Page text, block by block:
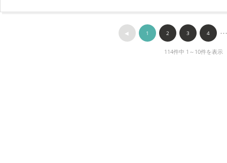
◀︎ 1 2 3 4 ･･･
114件中 1～10件を表示